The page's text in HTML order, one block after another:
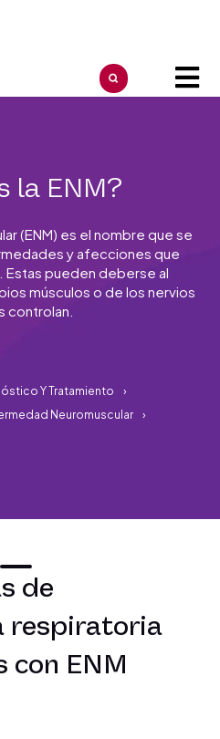
la ENM?
(ENM) es el nombre que se
y afecciones que
Estas pueden deberse al
músculos o de los nervios
controlan.
Y Tratamiento
Neuromuscular
de
respiratoria
con ENM